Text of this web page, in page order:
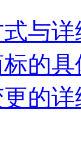
与
的
的